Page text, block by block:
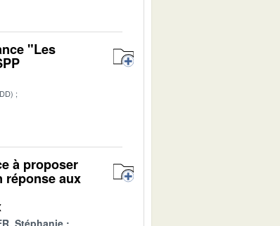
"Les
à proposer
réponse aux
Stéphanie